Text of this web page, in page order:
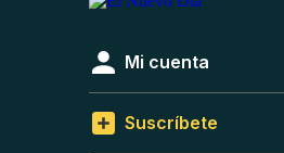
Mi cuenta
Suscríbete